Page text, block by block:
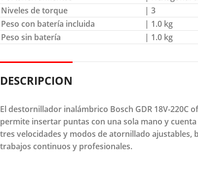
Niveles de torque
| 3
Peso con batería incluida
| 1.0 kg
Peso sin batería
| 1.0 kg
DESCRIPCION
El destornillador inalámbrico Bosch GDR 18V-
permite insertar puntas con una sola mano y
tres velocidades y modos de atornillado ajustables,
trabajos continuos y profesionales.